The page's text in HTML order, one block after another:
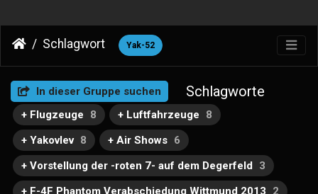
Schlagwort Yak-52
In dieser Gruppe suchen Schlagworte
+ Flugzeuge 8 + Luftfahrzeuge
8
+ Yakovlev 8 + Air Shows 6
+ Vorstellung der -roten 7- auf dem Degerfeld
3
+ F-4F Phantom Verabschiedung Wittmund 2013
2